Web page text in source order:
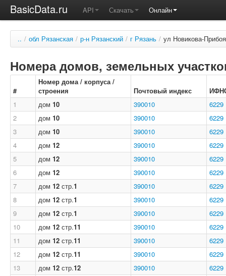
BasicData.ru API Скачать Онлайн
.. / обл Рязанская / р-н Рязанский / г Рязань / ул Новикова-Прибоя
Номера домов, земельных
#
Номер дома / корпуса /
строения
Почтовый индекс
1
дом 10 390010
6229
2
дом 10 390010
6229
3
дом 10 390010
6229
4
дом 12 390010
6229
5
дом 12 390010
6229
6
дом 12 390010
6229
7
дом 12 стр.1 390010
6229
8
дом 12 стр.1 390010
6229
9
дом 12 стр.1 390010
6229
10
дом 12 стр.11 390010
6229
11
дом 12 стр.11 390010
6229
12
дом 12 стр.11 390010
6229
13
дом 12 стр.12 390010
6229